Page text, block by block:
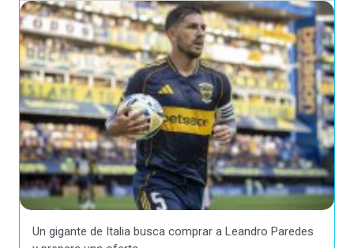
Un gigante de Italia busca comprar a Leandro Paredes